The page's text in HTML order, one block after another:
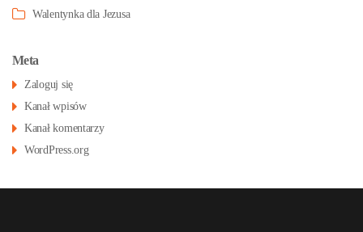
Walentynka dla Jezusa
Meta
Zaloguj się
Kanał wpisów
Kanał komentarzy
WordPress.org